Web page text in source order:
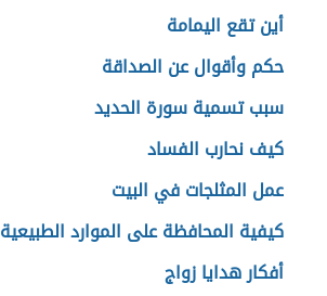
أين تقع اليمامة
حكم وأقوال عن الصداقة
سبب تسمية سورة الحديد
كيف نحارب الفساد
عمل المثلجات في البيت
كيفية المحافظة على الموارد الطبيعية
أفكار هدايا زواج